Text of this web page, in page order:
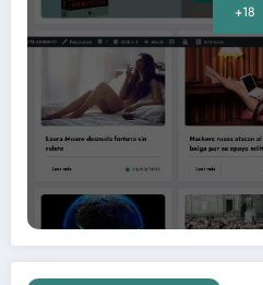
+18